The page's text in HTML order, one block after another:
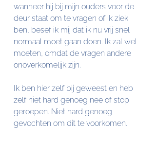
wanneer hij bij mijn ouders voor de
deur staat om te vragen of ik ziek
ben, besef ik mij dat ik nu vrij snel
normaal moet gaan doen. Ik zal wel
moeten, omdat de vragen andere
onoverkomelijk zijn.
Ik ben hier zelf bij geweest en heb
zelf niet hard genoeg nee of stop
geroepen. Niet hard genoeg
gevochten om dit te voorkomen.